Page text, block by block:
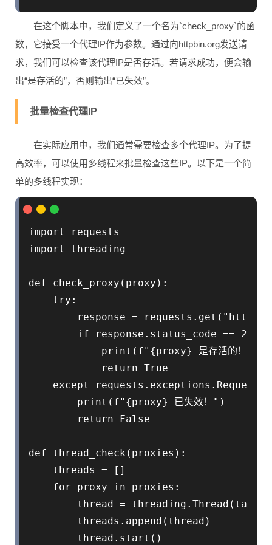
在这个脚本中，我们定义了一个名为`check_proxy`的函
数，它接受一个代理IP作为参数。通过向httpbin.org发送请
求，我们可以检查该代理IP是否存活。若请求成功，便会输
出“是存活的”，否则输出“已失效”。
批量检查代理IP
在实际应用中，我们通常需要检查多个代理IP。为了提
高效率，可以使用多线程来批量检查这些IP。以下是一个简
单的多线程实现：
import requests
import threading
def check_proxy(proxy):
try:
response = requests.get("http://
if response.status_code == 200:
print(f"{proxy} 是存活的！")
return True
except
print(f"{proxy} 已失效！")
return False
def thread_check(proxies):
threads = []
for proxy in proxies:
thread =
threads.append(thread)
thread.start()